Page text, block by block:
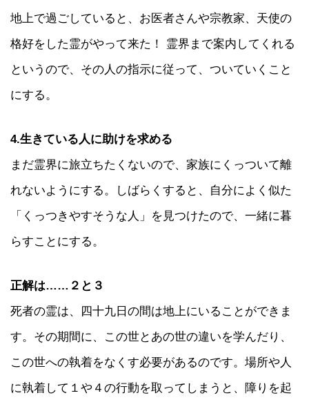
地上で過ごしていると、お医者さんや宗教家、天使の
格好をした霊がやって来た！ 霊界まで案内してくれる
というので、その人の指示に従って、ついていくこと
にする。
4.生きている人に助けを求める
まだ霊界に旅立ちたくないので、家族にくっついて離
れないようにする。しばらくすると、自分によく似た
「くっつきやすそうな人」を見つけたので、一緒に暮
らすことにする。
正解は……２と３
死者の霊は、四十九日の間は地上にいることができま
す。その期間に、この世とあの世の違いを学んだり、
この世への執着をなくす必要があるのです。場所や人
に執着して１や４の行動を取ってしまうと、障りを起